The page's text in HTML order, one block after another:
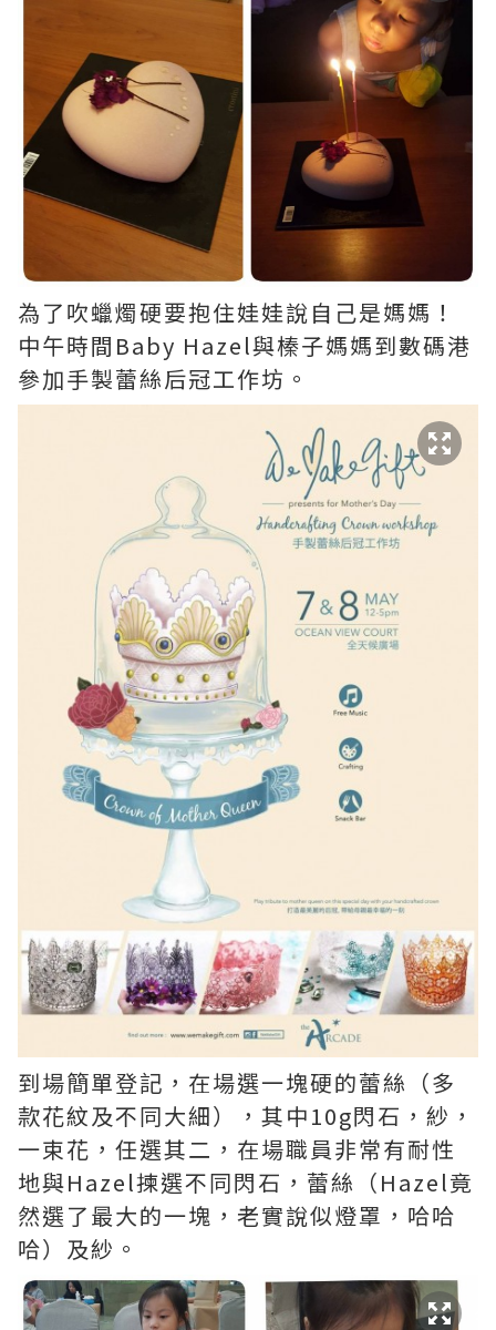
為了吹蠟燭硬要抱住娃娃說自己是媽媽！
中午時間Baby Hazel與榛子媽媽到數碼港
參加手製蕾絲后冠工作坊。
到場簡單登記，在場選一塊硬的蕾絲（多
款花紋及不同大細），其中10g閃石，紗，
一束花，任選其二，在場職員非常有耐性
地與Hazel揀選不同閃石，蕾絲（Hazel竟
然選了最大的一塊，老實說似燈罩，哈哈
哈）及紗。